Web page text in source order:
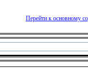
Перейти к основному